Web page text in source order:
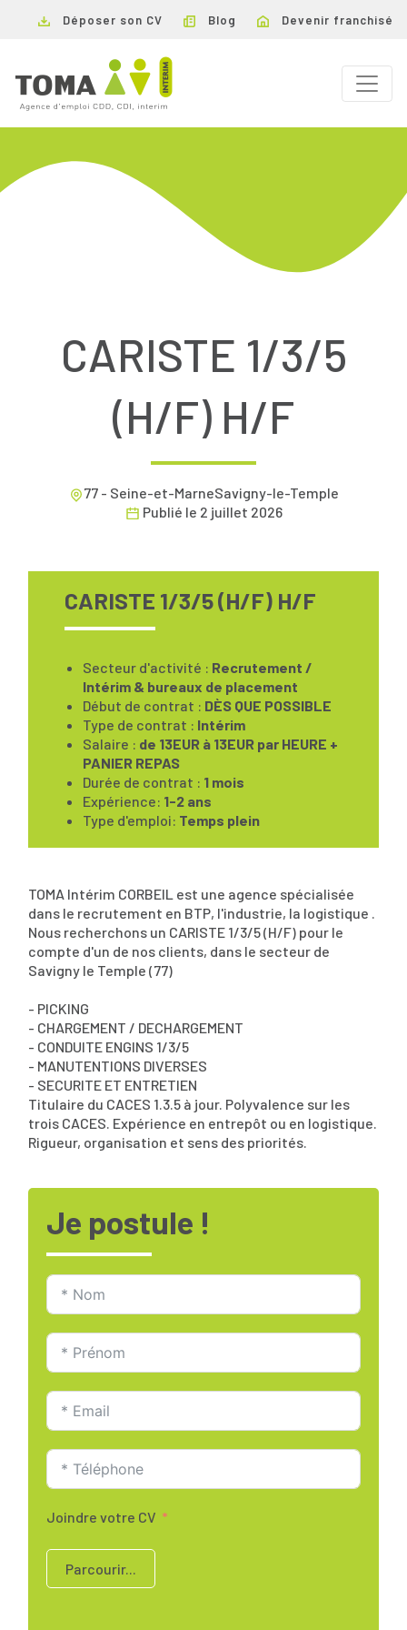
Déposer son CV Blog Devenir franchisé
CARISTE 1/3/5
(H/F) H/F
77 - Seine-et-MarneSavigny-le-Temple
Publié le 2 juillet 2026
CARISTE 1/3/5 (H/F) H/F
Secteur d'activité : Recrutement /
Intérim & bureaux de placement
Début de contrat : DÈS QUE POSSIBLE
Type de contrat : Intérim
Salaire : de 13EUR à 13EUR par HEURE +
PANIER REPAS
Durée de contrat : 1 mois
Expérience: 1-2 ans
Type d'emploi: Temps plein
TOMA Intérim CORBEIL est une agence spécialisée
dans le recrutement en BTP, l'industrie, la logistique .
Nous recherchons un CARISTE 1/3/5 (H/F) pour le
compte d'un de nos clients, dans le secteur de
Savigny le Temple (77)
- PICKING
- CHARGEMENT / DECHARGEMENT
- CONDUITE ENGINS 1/3/5
- MANUTENTIONS DIVERSES
- SECURITE ET ENTRETIEN
Titulaire du CACES 1.3.5 à jour. Polyvalence sur les
trois CACES. Expérience en entrepôt ou en logistique.
Rigueur, organisation et sens des priorités.
Je postule !
Joindre votre CV
Parcourir...